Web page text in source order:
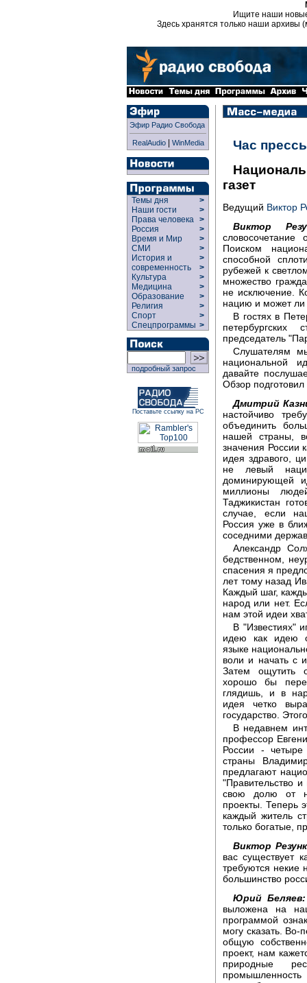
Ищите наши
Здесь хранятся только наши архивы
Эфир Радио Свобода
RealAudio| WinMedia
Темы дня
>
Наши гости
>
Права человека >
Россия
>
Время и Мир
>
СМИ
>
История и
современность
>
>
Культура
>
Медицина
>
Образование
>
Религия
>
Спорт
>
Спецпрограммы >
подробный запрос
Поставьте ссылку на РС
Час
газет
Ведущий Виктор
Виктор
словосочетание
Поиском
способной
рубежей к
множество
не исключение.
нацию и может ли
В гостях в
председатель
Слушателям
национальной
давайте
Обзор
Дмитрий
настойчиво
объединить
нашей страны,
значения России
идея здравого,
не левый
доминирующей
миллионы
Таджикистан
случае, если
Россия уже в
соседними
Александр
бедственном,
спасения я
лет тому назад
Каждый шаг,
народ или нет.
нам этой идеи
В "Известиях"
идею как идею
языке
воли и начать с
Затем ощутить
хорошо бы
глядишь, и в
идея четко
государство.
В недавнем
профессор
России - четыре
страны
предлагают
"Правительство
свою долю от
проекты. Теперь
каждый житель
только богатые,
Виктор
вас существует
требуются некие
большинство
Юрий Беляев:
выложена на
программой
могу сказать. Во-
общую
проект, нам
природные